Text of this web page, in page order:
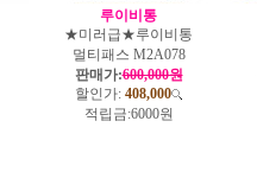
루이비통
★미러급★루이비통
멀티패스 M2A078
판매가:600,000원
할인가: 408,000
적립금:6000원